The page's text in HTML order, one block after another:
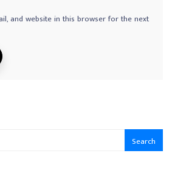
and website in this browser for the next
Search